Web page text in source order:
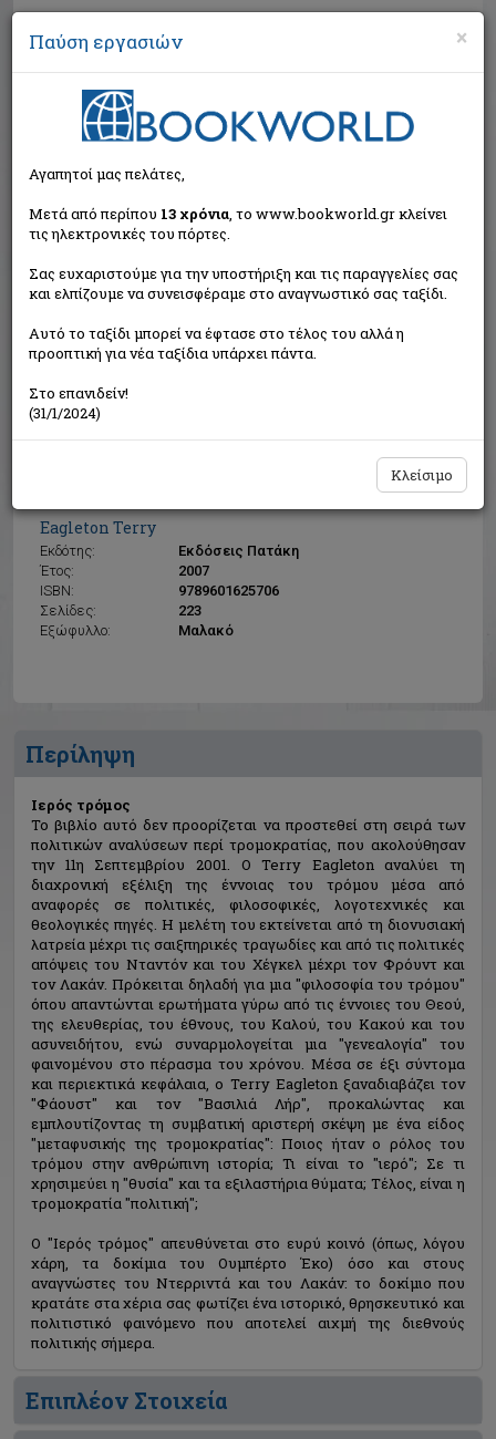
Αναζήτηση
Eagleton Terry
Εκδότης:
Εκδόσεις Πατάκη
Έτος:
2007
ISBN:
9789601625706
Σελίδες:
223
Εξώφυλλο:
Μαλακό
Η τιμή μας:€16,11
Δεν υπάρχει δυνατότητα παραγγελίας
Περίληψη
Ιερός τρόμος
Το βιβλίο αυτό δεν προορίζεται να προστεθεί στη σειρά των
πολιτικών αναλύσεων περί τρομοκρατίας, που ακολούθησαν
την 11η Σεπτεμβρίου 2001. Ο Terry Eagleton αναλύει τη
διαχρονική εξέλιξη της έννοιας του τρόμου μέσα από
αναφορές σε πολιτικές, φιλοσοφικές, λογοτεχνικές και
θεολογικές πηγές. Η μελέτη του εκτείνεται από τη διονυσιακή
λατρεία μέχρι τις σαιξπηρικές τραγωδίες και από τις πολιτικές
απόψεις του Νταντόν και του Χέγκελ μέχρι τον Φρόυντ και
τον Λακάν. Πρόκειται δηλαδή για μια "φιλοσοφία του τρόμου"
όπου απαντώνται ερωτήματα γύρω από τις έννοιες του Θεού,
της ελευθερίας, του έθνους, του Καλού, του Κακού και του
ασυνειδήτου, ενώ συναρμολογείται μια "γενεαλογία" του
φαινομένου στο πέρασμα του χρόνου. Μέσα σε έξι σύντομα
και περιεκτικά κεφάλαια, ο Terry Eagleton ξαναδιαβάζει τον
"Φάουστ" και τον "Βασιλιά Λήρ", προκαλώντας και
εμπλουτίζοντας τη συμβατική αριστερή σκέψη με ένα είδος
"μεταφυσικής της τρομοκρατίας": Ποιος ήταν ο ρόλος του
τρόμου στην ανθρώπινη ιστορία; Τι είναι το "ιερό"; Σε τι
χρησιμεύει η "θυσία" και τα εξιλαστήρια θύματα; Τέλος, είναι η
τρομοκρατία "πολιτική";
Ο "Ιερός τρόμος" απευθύνεται στο ευρύ κοινό (όπως, λόγου
χάρη, τα δοκίμια του Ουμπέρτο Έκο) όσο και στους
αναγνώστες του Ντερριντά και του Λακάν: το δοκίμιο που
κρατάτε στα χέρια σας φωτίζει ένα ιστορικό, θρησκευτικό και
πολιτιστικό φαινόμενο που αποτελεί αιχμή της διεθνούς
πολιτικής σήμερα.
Επιπλέον Στοιχεία
×
Παύση εργασιών
Αγαπητοί μας πελάτες,
Μετά από περίπου 13 χρόνια, το www.bookworld.gr κλείνει
τις ηλεκτρονικές του πόρτες.
Σας ευχαριστούμε για την υποστήριξη και τις παραγγελίες σας
και ελπίζουμε να συνεισφέραμε στο αναγνωστικό σας ταξίδι.
Αυτό το ταξίδι μπορεί να έφτασε στο τέλος του αλλά η
προοπτική για νέα ταξίδια υπάρχει πάντα.
Στο επανιδείν!
(31/1/2024)
Κλείσιμο